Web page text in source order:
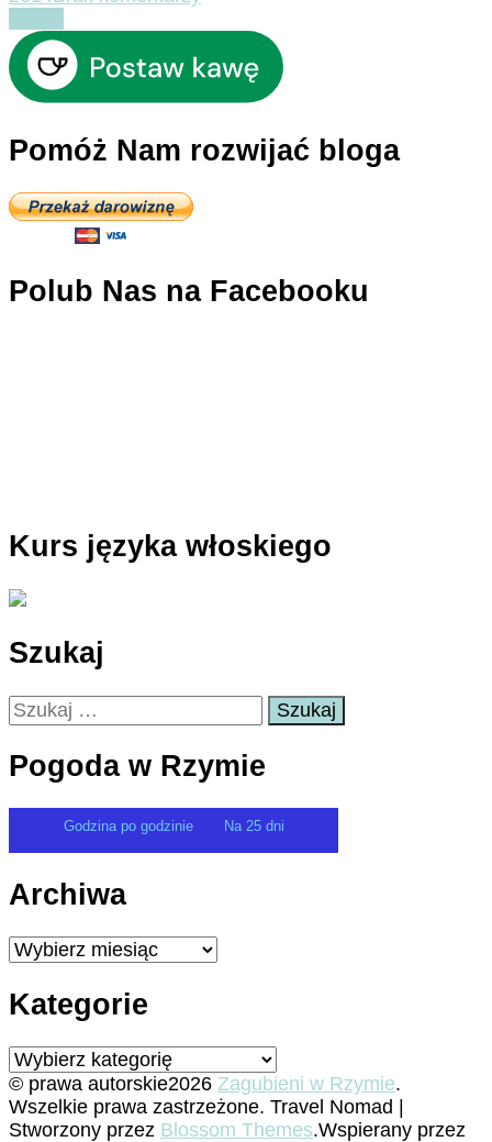
cz.1
Na
zachód
od
Pomóż Nam rozwijać bloga
Polub Nas na Facebooku
Kurs języka włoskiego
Szukaj
Szukaj:
Pogoda w Rzymie
Godzina po godzinie Na 25 dni
Archiwa
Archiwa
Kategorie
Kategorie
© prawa autorskie2026 Zagubieni w Rzymie.
Wszelkie prawa zastrzeżone. Travel Nomad |
Stworzony przez Blossom Themes.Wspierany przez